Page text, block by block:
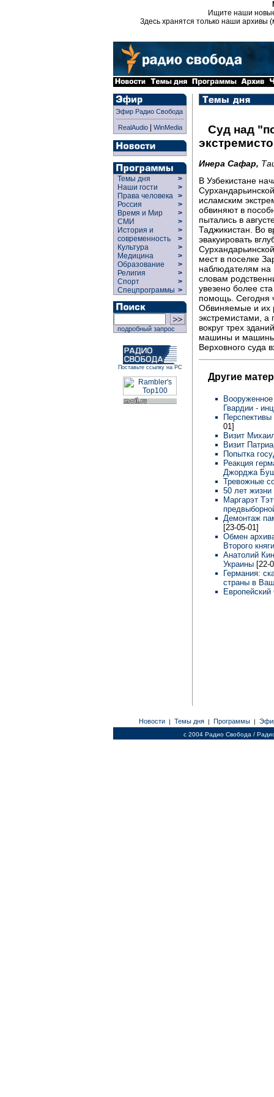
Ищите наши
Здесь хранятся только наши архивы
Эфир Радио Свобода
RealAudio| WinMedia
Темы дня
>
Наши гости
>
Права человека >
Россия
>
Время и Мир
>
СМИ
>
История и
современность
>
>
Культура
>
Медицина
>
Образование
>
Религия
>
Спорт
>
Спецпрограммы >
подробный запрос
Поставьте ссылку на РС
Суд над
Инера Сафар,
В Узбекистане
исламским
обвиняют в
пытались в
Таджикистан. Во
эвакуировать
мест в поселке
наблюдателям на
словам
увезено более
помощь. Сегодня
Обвиняемые и их
экстремистами, а
вокруг трех
машины и машины
Верховного суда
Другие
Гвардии -
01]
Визит
Визит
Попытка
Реакция
Джорджа
Тревожные
50 лет
Маргарэт
Демонтаж
[23-05-01]
Обмен
Второго
Анатолий
Украины [22-
Германия:
страны в
Новости | Темы дня | Программы |
c 2004 Радио Свобода /